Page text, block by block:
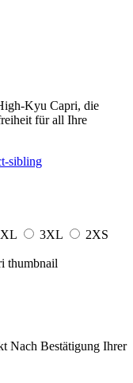
Kyu Capri, die
für all Ihre
3XL
2XS
Nach Bestätigung Ihrer